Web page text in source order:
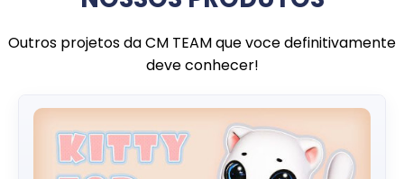
Outros projetos da CM TEAM que voce definitivamente
deve conhecer!